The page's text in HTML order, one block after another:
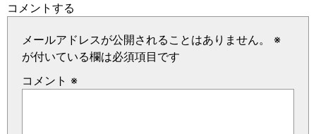
コメントする
メールアドレスが公開されることはありません。
※
が付いている欄は必須項目です
コメント ※